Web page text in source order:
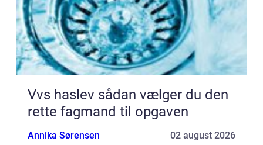
Vvs haslev sådan vælger du den
rette fagmand til opgaven
Annika Sørensen 02 august 2026